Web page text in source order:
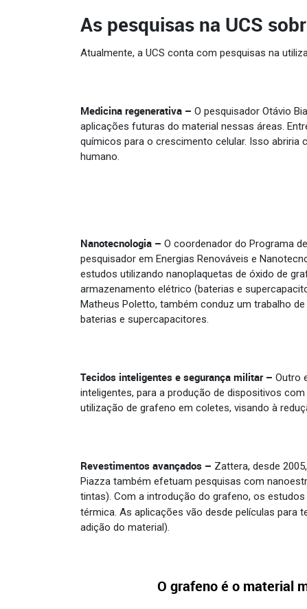
As pesquisas na UCS
Atualmente, a UCS conta com pesquisas na
Medicina regenerativa – O pesquisador Otávio
aplicações futuras do material nessas áreas.
químicos para o crescimento celular. Isso
humano.
Nanotecnologia – O coordenador do Programa
pesquisador em Energias Renováveis e
estudos utilizando nanoplaquetas de óxido de
armazenamento elétrico (baterias e
Matheus Poletto, também conduz um trabalho
baterias e supercapacitores.
Tecidos inteligentes e segurança militar – Outro
inteligentes, para a produção de dispositivos
utilização de grafeno em coletes, visando à
Revestimentos avançados – Zattera, desde
Piazza também efetuam pesquisas com
tintas). Com a introdução do grafeno, os
térmica. As aplicações vão desde películas para
adição do material).
O grafeno é o material